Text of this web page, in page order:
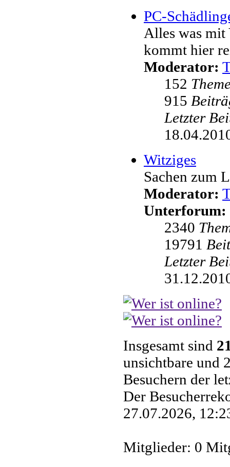
PC-
Alles was mit
kommt hier
Moderator:
152
915
Letzter
Witziges
Sachen zum
Moderator:
Unterforum:
2340
19791
Letzter
Insgesamt sind
unsichtbare und
Besuchern der
Der
27.07.2026,
Mitglieder: 0